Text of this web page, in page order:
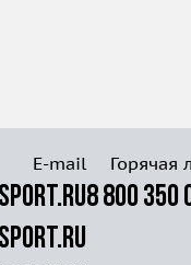
E-mail Горячая
8 800 350